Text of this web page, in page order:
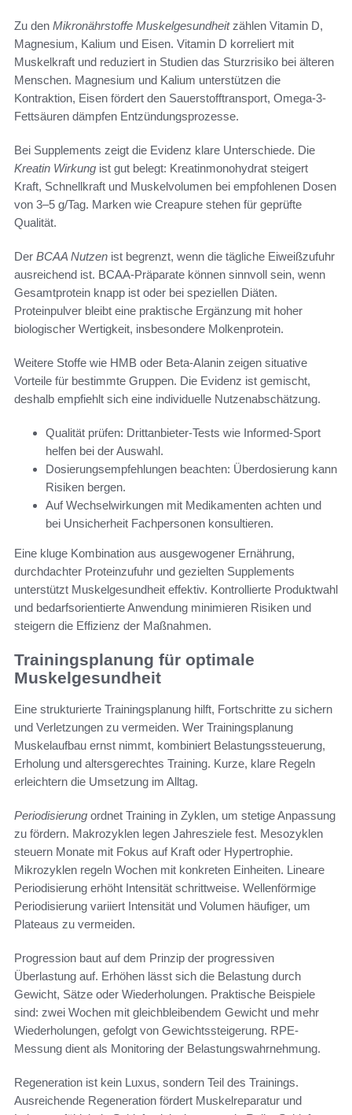
Zu den Mikronährstoffe Muskelgesundheitzählen Vitamin D,
Magnesium, Kalium und Eisen. Vitamin D korreliert mit
Muskelkraft und reduziert in Studien das Sturzrisiko bei älteren
Menschen. Magnesium und Kalium unterstützen die
Kontraktion, Eisen fördert den Sauerstofftransport, Omega-3-
Fettsäuren dämpfen Entzündungsprozesse.
Bei Supplements zeigt die Evidenz klare Unterschiede. Die
Kreatin Wirkung ist gut belegt: Kreatinmonohydrat steigert
Kraft, Schnellkraft und Muskelvolumen bei empfohlenen Dosen
von 3–5 g/Tag. Marken wie Creapure stehen für geprüfte
Qualität.
Der BCAA Nutzen ist begrenzt, wenn die tägliche Eiweißzufuhr
ausreichend ist. BCAA-Präparate können sinnvoll sein, wenn
Gesamtprotein knapp ist oder bei speziellen Diäten.
Proteinpulver bleibt eine praktische Ergänzung mit hoher
biologischer Wertigkeit, insbesondere Molkenprotein.
Weitere Stoffe wie HMB oder Beta-Alanin zeigen situative
Vorteile für bestimmte Gruppen. Die Evidenz ist gemischt,
deshalb empfiehlt sich eine individuelle Nutzenabschätzung.
Qualität prüfen: Drittanbieter-Tests wie Informed-Sport
helfen bei der Auswahl.
Dosierungsempfehlungen beachten: Überdosierung kann
Risiken bergen.
Auf Wechselwirkungen mit Medikamenten achten und
bei Unsicherheit Fachpersonen konsultieren.
Eine kluge Kombination aus ausgewogener Ernährung,
durchdachter Proteinzufuhr und gezielten Supplements
unterstützt Muskelgesundheit effektiv. Kontrollierte Produktwahl
und bedarfsorientierte Anwendung minimieren Risiken und
steigern die Effizienz der Maßnahmen.
Trainingsplanung für optimale
Muskelgesundheit
Eine strukturierte Trainingsplanung hilft, Fortschritte zu sichern
und Verletzungen zu vermeiden. Wer Trainingsplanung
Muskelaufbau ernst nimmt, kombiniert Belastungssteuerung,
Erholung und altersgerechtes Training. Kurze, klare Regeln
erleichtern die Umsetzung im Alltag.
Periodisierung ordnet Training in Zyklen, um stetige Anpassung
zu fördern. Makrozyklen legen Jahresziele fest. Mesozyklen
steuern Monate mit Fokus auf Kraft oder Hypertrophie.
Mikrozyklen regeln Wochen mit konkreten Einheiten. Lineare
Periodisierung erhöht Intensität schrittweise. Wellenförmige
Periodisierung variiert Intensität und Volumen häufiger, um
Plateaus zu vermeiden.
Progression baut auf dem Prinzip der progressiven
Überlastung auf. Erhöhen lässt sich die Belastung durch
Gewicht, Sätze oder Wiederholungen. Praktische Beispiele
sind: zwei Wochen mit gleichbleibendem Gewicht und mehr
Wiederholungen, gefolgt von Gewichtssteigerung. RPE-
Messung dient als Monitoring der Belastungswahrnehmung.
Regeneration ist kein Luxus, sondern Teil des Trainings.
Ausreichende Regeneration fördert Muskelreparatur und